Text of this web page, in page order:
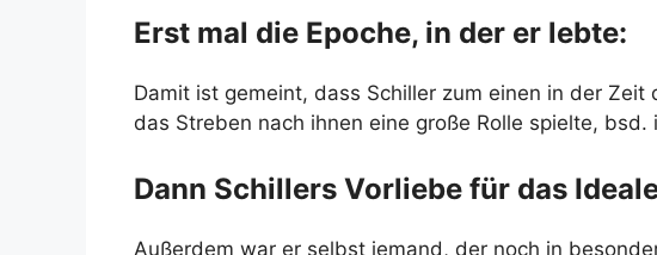
Erst mal die Epoche, in der er lebte:
Damit ist gemeint, dass Schiller zum einen in der
das Streben nach ihnen eine große Rolle spielte, bsd.
Dann Schillers Vorliebe für das
Außerdem war er selbst jemand, der noch in